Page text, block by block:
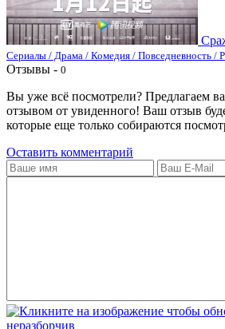
Сериалы / Драма / Комедия / Повседневность /
Отзывы - 0
Вы уже всё посмотрели? Предлагаем
отзывом от увиденного! Ваш отзыв
которые еще только собираются
Оставить комментарий